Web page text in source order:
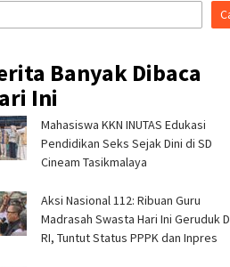
di Indonesia Fashion
2026, Tujuh Mitra
Pertamina Patra
dan Jejaring Bisnis
Banyak Dibaca
Ini
Mahasiswa KKN INUTAS Edukasi
Pendidikan Seks Sejak Dini di SD
Cineam Tasikmalaya
Aksi Nasional 112: Ribuan Guru
Madrasah Swasta Hari Ini Geruduk
RI, Tuntut Status PPPK dan Inpres